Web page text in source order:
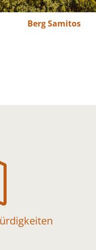
Berg Samitos